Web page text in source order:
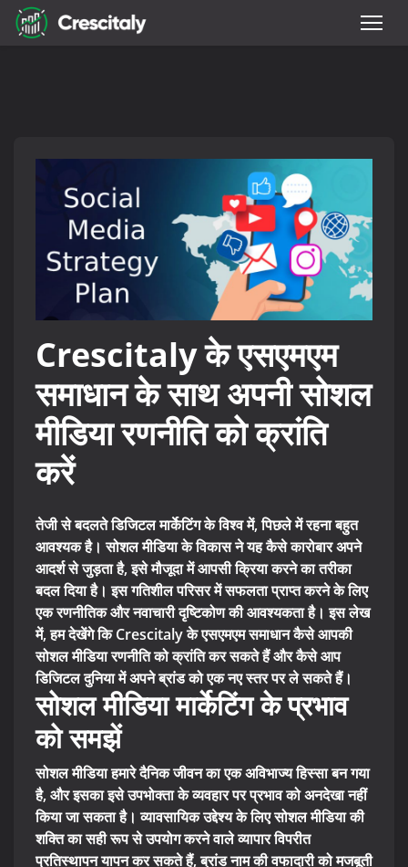
Crescitaly के एसएमएम
समाधान के साथ अपनी सोशल
मीडिया रणनीति को क्रांति
करें
तेजी से बदलते डिजिटल मार्केटिंग के विश्व में, पिछले में रहना बहुत
आवश्यक है। सोशल मीडिया के विकास ने यह कैसे कारोबार अपने
आदर्श से जुड़ता है, इसे मौजूदा में आपसी क्रिया करने का तरीका
बदल दिया है। इस गतिशील परिसर में सफलता प्राप्त करने के लिए
एक रणनीतिक और नवाचारी दृष्टिकोण की आवश्यकता है। इस लेख
में, हम देखेंगे कि Crescitaly के एसएमएम समाधान कैसे आपकी
सोशल मीडिया रणनीति को क्रांति कर सकते हैं और कैसे आप
डिजिटल दुनिया में अपने ब्रांड को एक नए स्तर पर ले सकते हैं।
सोशल मीडिया मार्केटिंग के प्रभाव
को समझें
सोशल मीडिया हमारे दैनिक जीवन का एक अविभाज्य हिस्सा बन गया
है, और इसका इसे उपभोक्ता के व्यवहार पर प्रभाव को अनदेखा नहीं
किया जा सकता है। व्यावसायिक उद्देश्य के लिए सोशल मीडिया की
शक्ति का सही रूप से उपयोग करने वाले व्यापार विपरीत
प्रतिस्थापन यापन कर सकते हैं, ब्रांड नाम की वफादारी को मजबूती